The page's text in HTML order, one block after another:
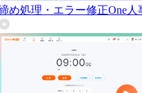
め処理・エラー修正One人